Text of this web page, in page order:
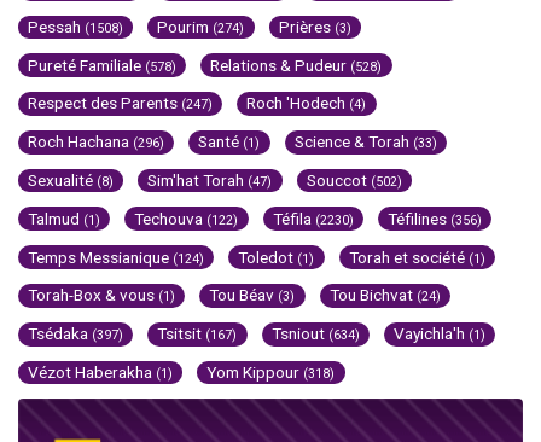
Pessah (1508) Pourim (274) Prières (3)
Pureté Familiale (578) Relations & Pudeur (528)
Respect des Parents (247) Roch 'Hodech (4)
Roch Hachana (296) Santé (1) Science & Torah (33)
Sexualité (8) Sim'hat Torah (47) Souccot (502)
Talmud (1) Techouva (122) Téfila (2230) Téfilines (356)
Temps Messianique (124) Toledot (1) Torah et société (1)
Torah-Box & vous (1) Tou Béav (3) Tou Bichvat (24)
Tsédaka (397) Tsitsit (167) Tsniout (634) Vayichla'h (1)
Vézot Haberakha (1) Yom Kippour (318)